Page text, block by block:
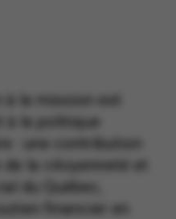
à la mission est
à la politique
: une contribution
de la citoyenneté et
du Québec,
financier en